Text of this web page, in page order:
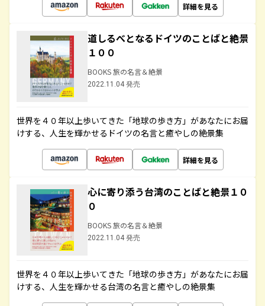
詳細を見る
道しるべとなるドイツのことばと絶景
１００
BOOKS 旅の名言＆絶景
2022.11.04 発売
世界を４０年以上歩いてきた「地球の歩き方」があなたにお届
けする、人生を輝かせるドイツの名言と癒やしの絶景集
詳細を見る
心に寄り添う台湾のことばと絶景１０
０
BOOKS 旅の名言＆絶景
2022.11.04 発売
世界を４０年以上歩いてきた「地球の歩き方」があなたにお届
けする、人生を輝かせる台湾の名言と癒やしの絶景集